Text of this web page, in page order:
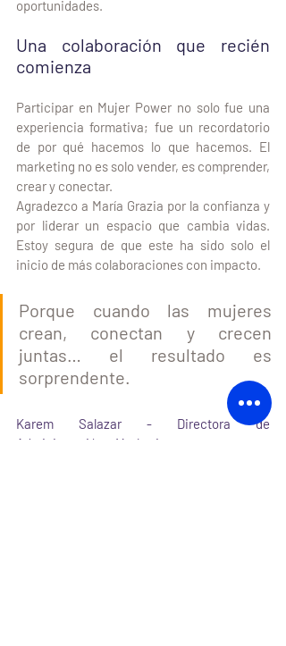
oportunidades.
Una colaboración que recién
comienza
Participar en Mujer Power no solo fue una
experiencia formativa; fue un recordatorio
de por qué hacemos lo que hacemos. El
marketing no es solo vender, es comprender,
crear y conectar.
Agradezco a María Grazia por la confianza y
por liderar un espacio que cambia vidas.
Estoy segura de que este ha sido solo el
inicio de más colaboraciones con impacto.
Porque cuando las mujeres
crean, conectan y crecen
juntas… el resultado es
sorprendente.
Karem Salazar - Directora de
Administración y Marketing